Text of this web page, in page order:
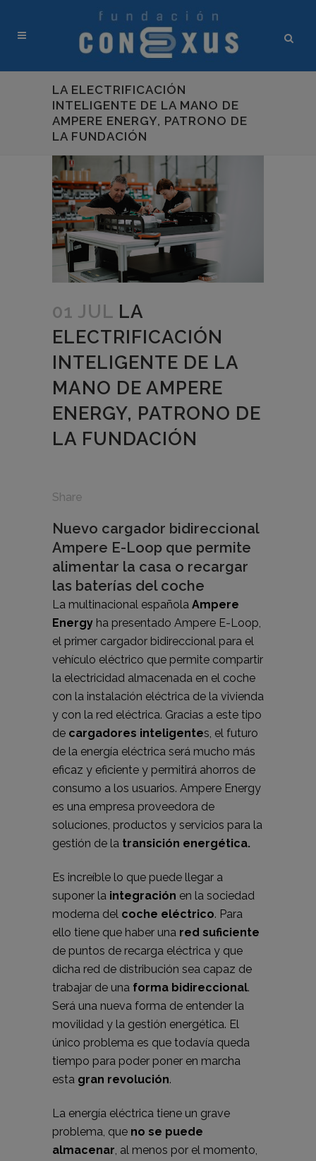
LA ELECTRIFICACIÓN
INTELIGENTE DE LA MANO DE
AMPERE ENERGY, PATRONO DE
LA FUNDACIÓN
01 JUL LA
ELECTRIFICACIÓN
INTELIGENTE DE LA
MANO DE AMPERE
ENERGY, PATRONO DE
LA FUNDACIÓN
Share
Nuevo cargador bidireccional
Ampere E-Loop que permite
alimentar la casa o recargar
las baterías del coche
La multinacional española Ampere
Energy ha presentado Ampere E-Loop,
el primer cargador bidireccional para el
vehículo eléctrico que permite compartir
la electricidad almacenada en el coche
con la instalación eléctrica de la vivienda
y con la red eléctrica. Gracias a este tipo
de cargadores inteligentes, el futuro
de la energía eléctrica será mucho más
eficaz y eficiente y permitirá ahorros de
consumo a los usuarios. Ampere Energy
es una empresa proveedora de
soluciones, productos y servicios para la
gestión de la transición energética.
Es increíble lo que puede llegar a
suponer la integración en la sociedad
moderna del coche eléctrico. Para
ello tiene que haber una red suficiente
de puntos de recarga eléctrica y que
dicha red de distribución sea capaz de
trabajar de una forma bidireccional.
Será una nueva forma de entender la
movilidad y la gestión energética. El
único problema es que todavía queda
tiempo para poder poner en marcha
esta gran revolución.
La energía eléctrica tiene un grave
problema, que no se puede
almacenar, al menos por el momento,